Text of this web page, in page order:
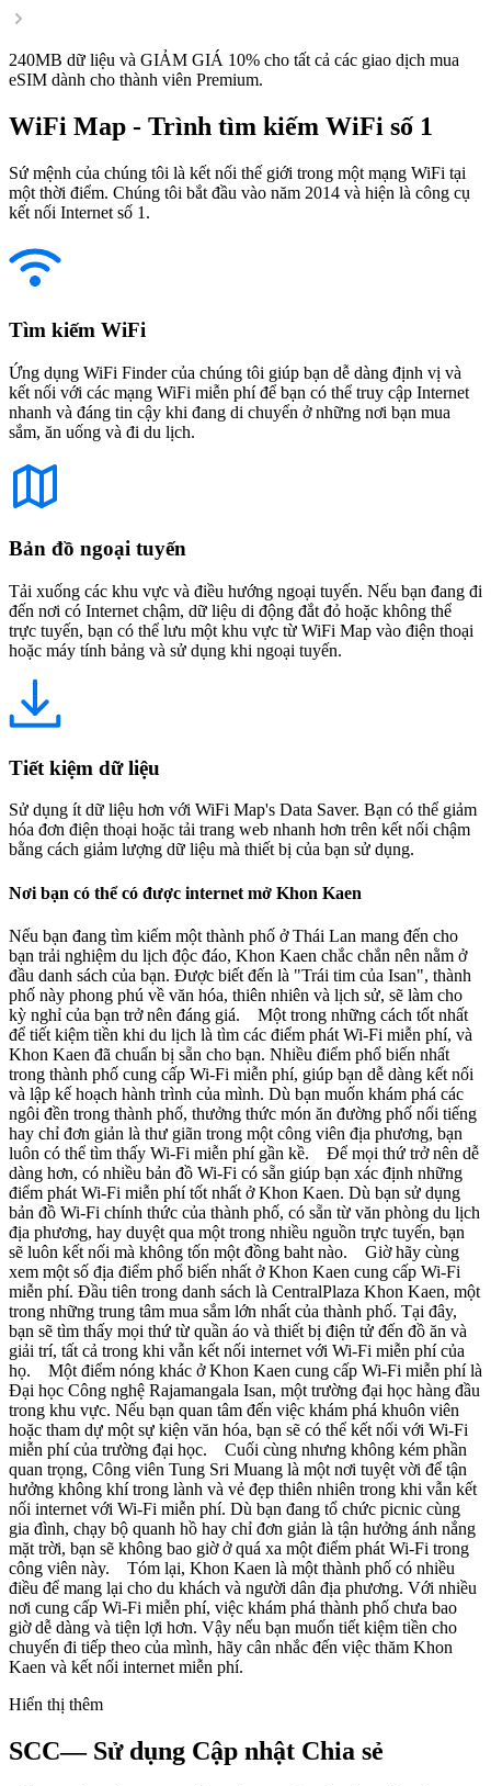
240MB dữ liệu và GIẢM GIÁ 10% cho tất cả các giao dịch mua
eSIM dành cho thành viên Premium.
WiFi Map - Trình tìm kiếm WiFi số 1
Sứ mệnh của chúng tôi là kết nối thế giới trong một mạng WiFi tại
một thời điểm. Chúng tôi bắt đầu vào năm 2014 và hiện là công cụ
kết nối Internet số 1.
Tìm kiếm WiFi
Ứng dụng WiFi Finder của chúng tôi giúp bạn dễ dàng định vị và
kết nối với các mạng WiFi miễn phí để bạn có thể truy cập Internet
nhanh và đáng tin cậy khi đang di chuyển ở những nơi bạn mua
sắm, ăn uống và đi du lịch.
Bản đồ ngoại tuyến
Tải xuống các khu vực và điều hướng ngoại tuyến. Nếu bạn đang đi
đến nơi có Internet chậm, dữ liệu di động đắt đỏ hoặc không thể
trực tuyến, bạn có thể lưu một khu vực từ WiFi Map vào điện thoại
hoặc máy tính bảng và sử dụng khi ngoại tuyến.
Tiết kiệm dữ liệu
Sử dụng ít dữ liệu hơn với WiFi Map's Data Saver. Bạn có thể giảm
hóa đơn điện thoại hoặc tải trang web nhanh hơn trên kết nối chậm
bằng cách giảm lượng dữ liệu mà thiết bị của bạn sử dụng.
Nơi bạn có thể có được internet mở Khon Kaen
Nếu bạn đang tìm kiếm một thành phố ở Thái Lan mang đến cho
bạn trải nghiệm du lịch độc đáo, Khon Kaen chắc chắn nên nằm ở
đầu danh sách của bạn. Được biết đến là "Trái tim của Isan", thành
phố này phong phú về văn hóa, thiên nhiên và lịch sử, sẽ làm cho
kỳ nghỉ của bạn trở nên đáng giá. Một trong những cách tốt nhất
để tiết kiệm tiền khi du lịch là tìm các điểm phát Wi-Fi miễn phí, và
Khon Kaen đã chuẩn bị sẵn cho bạn. Nhiều điểm phổ biến nhất
trong thành phố cung cấp Wi-Fi miễn phí, giúp bạn dễ dàng kết nối
và lập kế hoạch hành trình của mình. Dù bạn muốn khám phá các
ngôi đền trong thành phố, thưởng thức món ăn đường phố nổi tiếng
hay chỉ đơn giản là thư giãn trong một công viên địa phương, bạn
luôn có thể tìm thấy Wi-Fi miễn phí gần kề. Để mọi thứ trở nên dễ
dàng hơn, có nhiều bản đồ Wi-Fi có sẵn giúp bạn xác định những
điểm phát Wi-Fi miễn phí tốt nhất ở Khon Kaen. Dù bạn sử dụng
bản đồ Wi-Fi chính thức của thành phố, có sẵn từ văn phòng du lịch
địa phương, hay duyệt qua một trong nhiều nguồn trực tuyến, bạn
sẽ luôn kết nối mà không tốn một đồng baht nào. Giờ hãy cùng
xem một số địa điểm phổ biến nhất ở Khon Kaen cung cấp Wi-Fi
miễn phí. Đầu tiên trong danh sách là CentralPlaza Khon Kaen, một
trong những trung tâm mua sắm lớn nhất của thành phố. Tại đây,
bạn sẽ tìm thấy mọi thứ từ quần áo và thiết bị điện tử đến đồ ăn và
giải trí, tất cả trong khi vẫn kết nối internet với Wi-Fi miễn phí của
họ. Một điểm nóng khác ở Khon Kaen cung cấp Wi-Fi miễn phí là
Đại học Công nghệ Rajamangala Isan, một trường đại học hàng đầu
trong khu vực. Nếu bạn quan tâm đến việc khám phá khuôn viên
hoặc tham dự một sự kiện văn hóa, bạn sẽ có thể kết nối với Wi-Fi
miễn phí của trường đại học. Cuối cùng nhưng không kém phần
quan trọng, Công viên Tung Sri Muang là một nơi tuyệt vời để tận
hưởng không khí trong lành và vẻ đẹp thiên nhiên trong khi vẫn kết
nối internet với Wi-Fi miễn phí. Dù bạn đang tổ chức picnic cùng
gia đình, chạy bộ quanh hồ hay chỉ đơn giản là tận hưởng ánh nắng
mặt trời, bạn sẽ không bao giờ ở quá xa một điểm phát Wi-Fi trong
công viên này. Tóm lại, Khon Kaen là một thành phố có nhiều
điều để mang lại cho du khách và người dân địa phương. Với nhiều
nơi cung cấp Wi-Fi miễn phí, việc khám phá thành phố chưa bao
giờ dễ dàng và tiện lợi hơn. Vậy nếu bạn muốn tiết kiệm tiền cho
chuyến đi tiếp theo của mình, hãy cân nhắc đến việc thăm Khon
Kaen và kết nối internet miễn phí.
Hiển thị thêm
SCC— Sử dụng Cập nhật Chia sẻ